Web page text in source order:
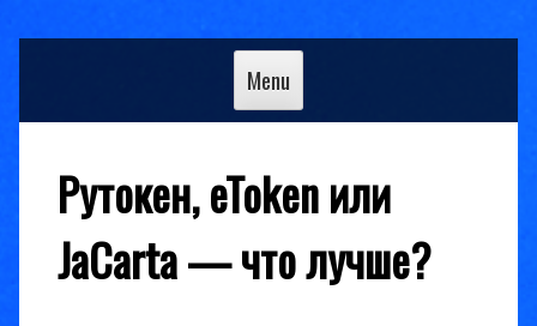
Skip
Menu
Рутокен, eToken или
JaCarta — что лучше?